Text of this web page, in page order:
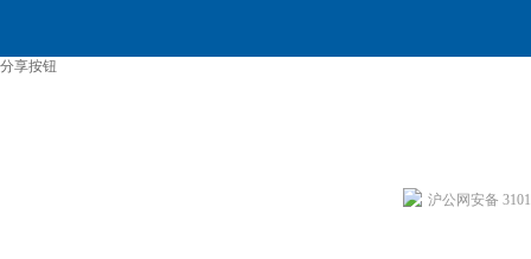
分享按钮
沪公网安备